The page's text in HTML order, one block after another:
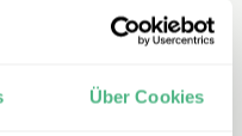
Über Cookies
153